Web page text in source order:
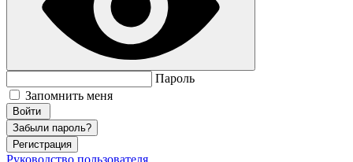
Пароль
Запомнить меня
Забыли пароль?
Регистрация
Руководство пользователя